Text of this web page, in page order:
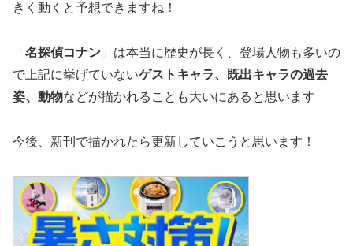
きく動くと予想できますね！
「 名探偵コナン 」は本当に歴史が長く、登場人物も多いの
で上記に挙げていないゲストキャラ、既出キャラの過去
姿、動物などが描かれることも大いにあると思います
今後、新刊で描かれたら更新していこうと思います！